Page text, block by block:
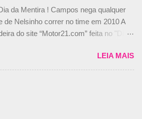
da Mentira ! Campos nega qualquer
de Nelsinho correr no time em 2010 A
do site “Motor21.com” feita no "Día
–, afirmando que Nelson Piquet havia
15% das ações da Campos, dando,
um lugar no time a Nelsinho Piquet,
de uma vez por todas por
Audetto, diretor da escuderia. O
LEIA MAIS